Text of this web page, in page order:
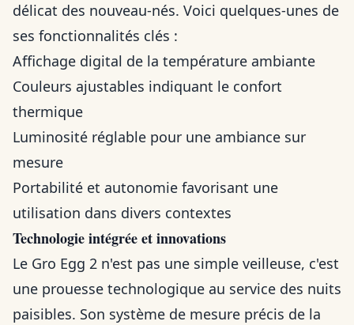
délicat des nouveau-nés. Voici quelques-unes de
ses fonctionnalités clés :
Affichage digital de la température ambiante
Couleurs ajustables indiquant le confort
thermique
Luminosité réglable pour une ambiance sur
mesure
Portabilité et autonomie favorisant une
utilisation dans divers contextes
Technologie intégrée et innovations
Le Gro Egg 2 n'est pas une simple veilleuse, c'est
une prouesse technologique au service des nuits
paisibles. Son système de mesure précis de la